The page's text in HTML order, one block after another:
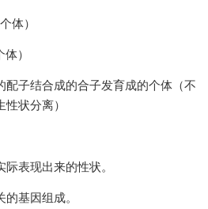
体）
）
子结合成的合子发育成的个体（不
状分离）
表现出来的性状。
基因组成。